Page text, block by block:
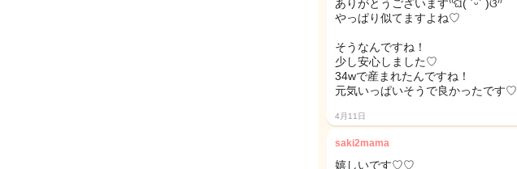
ありがとうございます⁽⁽ଘ( ˊᵕˋ )ଓ⁾⁾
やっぱり似てますよね♡
そうなんですね！
少し安心しました♡
34wで産まれたんですね！
元気いっぱいそうで良かったです♡
4月11日
saki2mama
嬉しいです♡♡